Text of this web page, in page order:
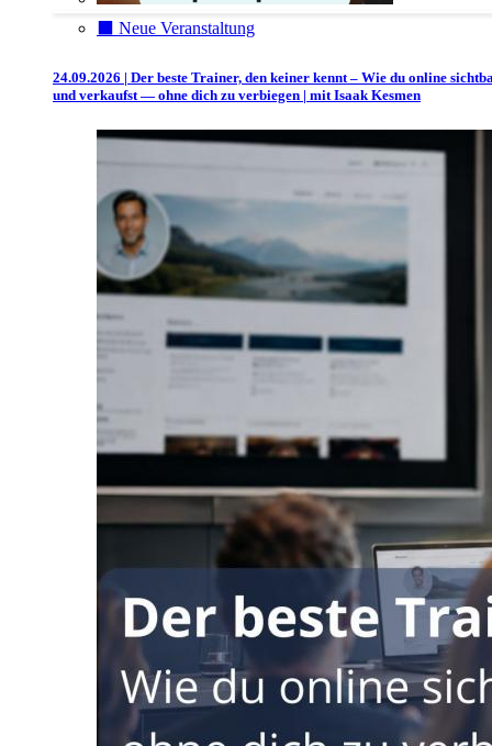
⬛️ Neue Veranstaltung
24.09.2026 | Der beste Trainer, den keiner kennt – Wie du online
und verkaufst — ohne dich zu verbiegen | mit Isaak Kesmen